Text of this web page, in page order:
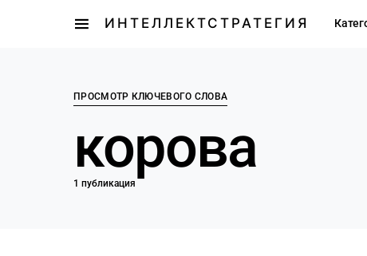
ИНТЕЛЛЕКТСТРАТЕГИЯ
ПРОСМОТР КЛЮЧЕВОГО СЛОВА
корова
1 публикация